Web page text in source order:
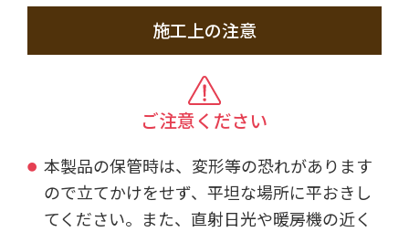
施工上の注意
ご注意ください
本製品の保管時は、変形等の恐れがあります
ので立てかけをせず、平坦な場所に平おきし
てください。また、直射日光や暖房機の近く